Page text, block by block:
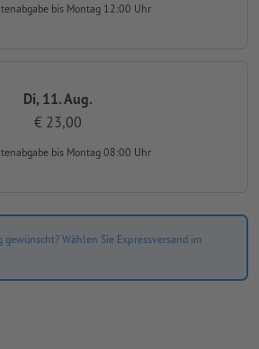
bis Montag 12:00 Uhr
Di, 11. Aug.
€ 23,00
bis Montag 08:00 Uhr
Wählen Sie Expressversand im